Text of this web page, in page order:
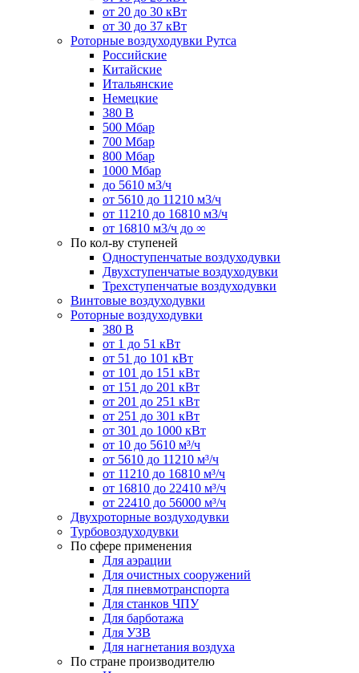
от 20 до 30 кВт
от 30 до 37 кВт
Роторные воздуходувки Рутса
Российские
Китайские
Итальянские
Немецкие
380 В
500 Мбар
700 Мбар
800 Мбар
1000 Мбар
до 5610 м3/ч
от 5610 до 11210 м3/ч
от 11210 до 16810 м3/ч
от 16810 м3/ч до ∞
По кол-ву ступеней
Одноступенчатые воздуходувки
Двухступенчатые воздуходувки
Трехступенчатые воздуходувки
Винтовые воздуходувки
Роторные воздуходувки
380 В
от 1 до 51 кВт
от 51 до 101 кВт
от 101 до 151 кВт
от 151 до 201 кВт
от 201 до 251 кВт
от 251 до 301 кВт
от 301 до 1000 кВт
от 10 до 5610 м³/ч
от 5610 до 11210 м³/ч
от 11210 до 16810 м³/ч
от 16810 до 22410 м³/ч
от 22410 до 56000 м³/ч
Двухроторные воздуходувки
Турбовоздуходувки
По сфере применения
Для аэрации
Для очистных сооружений
Для пневмотранспорта
Для станков ЧПУ
Для барботажа
Для УЗВ
Для нагнетания воздуха
По стране производителю